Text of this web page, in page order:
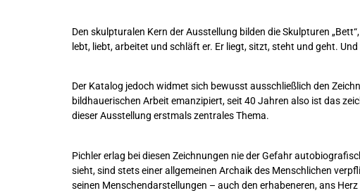
Den skulpturalen Kern der Ausstellung bilden die Skulpturen
lebt, liebt, arbeitet und schläft er. Er liegt, sitzt, steht und geht.
Der Katalog jedoch widmet sich bewusst ausschließlich den
bildhauerischen Arbeit emanzipiert, seit 40 Jahren also ist das
dieser Ausstellung erstmals zentrales Thema.
Pichler erlag bei diesen Zeichnungen nie der Gefahr
sieht, sind stets einer allgemeinen Archaik des Menschlichen
seinen Menschendarstellungen – auch den erhabeneren, ans